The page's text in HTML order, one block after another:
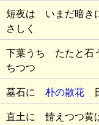
短夜は いまだ暗
さしく
下葉うち たたと
ちつつ
墓石に 朴の散花
直土に 饐えつつ黄